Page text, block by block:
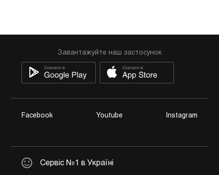
Завантажуйте наш застосунок
Facebook Youtube Instagram
Сервіс №1 в Україні